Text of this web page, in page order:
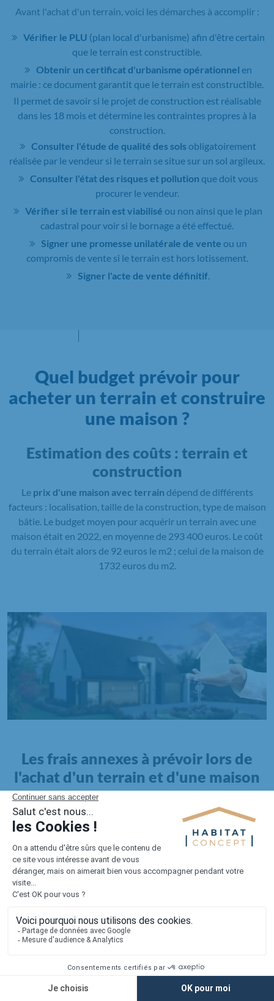
Avant l'achat d'un terrain, voici les démarches à accomplir :
Vérifier le PLU (plan local d'urbanisme) afin d'être certain
que le terrain est constructible.
Obtenir un certificat d'urbanisme opérationnel en
mairie : ce document garantit que le terrain est constructible.
Il permet de savoir si le projet de construction est réalisable
dans les 18 mois et détermine les contraintes propres à la
construction.
Consulter l'étude de qualité des sols obligatoirement
réalisée par le vendeur si le terrain se situe sur un sol argileux.
Consulter l'état des risques et pollution que doit vous
procurer le vendeur.
Vérifier si le terrain est viabilisé ou non ainsi que le plan
cadastral pour voir si le bornage a été effectué.
Signer une promesse unilatérale de vente ou un
compromis de vente si le terrain est hors lotissement.
Signer l'acte de vente définitif
Quel budget prévoir pour
acheter un terrain et construire
une maison ?
Estimation des coûts : terrain et
construction
Le prix d'une maison avec terrain dépend de différents
facteurs : localisation, taille de la construction, type de maison
bâtie. Le budget moyen pour acquérir un terrain avec une
maison était en 2022, en moyenne de 293 400 euros. Le coût
du terrain était alors de 92 euros le m2 ; celui de la maison de
1732 euros du m2.
Les frais annexes à prévoir lors de
l'achat d'un terrain et d'une maison
Il faut également intégrer à votre budget, les
pour la maison. Outre l'achat du terrain et la construction, il
faut prendre en compte la viabilisation si elle n'est pas
proposée par le constructeur. Les frais de raccordements et les
taxes éventuelles coûtent entre 5 000 et 15 000 euros selon la
localisation du terrain et son accès.
Quant auxfrais de notaire
Lorsque vous vous tournez vers une maison existante, il sera
nécessaire de faire des travaux de rénovation. Ceux-ci sont
souvent coûteux et doivent être ajoutés au prix de l'achat